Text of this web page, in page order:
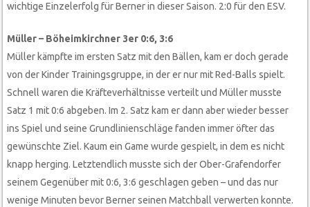
wichtige Einzelerfolg für Berner in dieser Saison. 2:0 für den ESV.
Müller – Böheimkirchner 3er 0:6, 3:6
Müller kämpfte im ersten Satz mit den Bällen, kam er doch gerade
von der Kinder Trainingsgruppe, in der er nur mit Red-Balls spielt.
Schnell waren die Kräfteverhältnisse verteilt und Müller musste
Satz 1 mit 0:6 abgeben. Im 2. Satz kam er dann aber wieder besser
ins Spiel und seine Grundlinienschläge fanden immer öfter das
gewünschte Ziel. Kaum ein Game wurde gespielt, in dem es nicht
knapp herging. Letztendlich musste sich der Ober-Grafendorfer
seinem Gegenüber mit 0:6, 3:6 geschlagen geben – und das nur
wenige Minuten bevor Berner seinen Matchball verwerten konnte.